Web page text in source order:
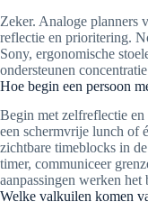
Zeker. Analoge planners
reflectie en prioritering.
Sony, ergonomische
ondersteunen
Hoe begin een persoon
Begin met zelfreflectie
een schermvrije lunch of
zichtbare timeblocks in
timer, communiceer
aanpassingen werken het
Welke valkuilen komen